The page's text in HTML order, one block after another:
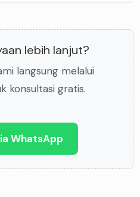
lebih lanjut?
langsung melalui
konsultasi gratis.
WhatsApp